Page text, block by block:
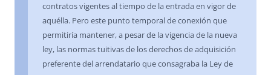
contratos vigentes al tiempo de la entrada en vigor de
aquélla. Pero este punto temporal de conexión que
permitiría mantener, a pesar de la vigencia de la nueva
ley, las normas tuitivas de los derechos de adquisición
preferente del arrendatario que consagraba la Ley de